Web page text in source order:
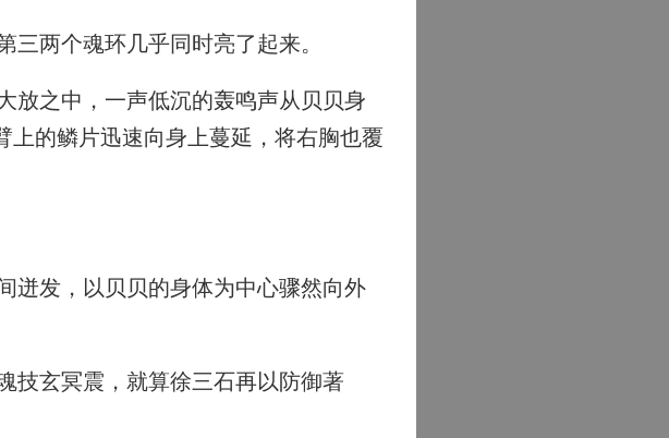
两个魂环几乎同时亮了起来。
之中，一声低沉的轰鸣声从贝贝身
上的鳞片迅速向身上蔓延，将右胸也覆
发，以贝贝的身体为中心骤然向外
玄冥震，就算徐三石再以防御著